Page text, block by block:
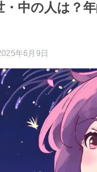
・中の人は？
年6月9日